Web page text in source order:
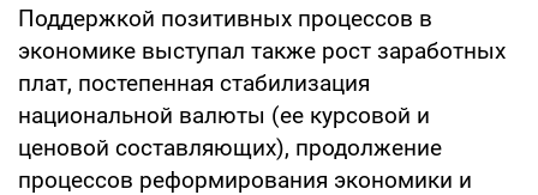
Поддержкой позитивных процессов в
экономике выступал также рост заработных
плат, постепенная стабилизация
национальной валюты (ее курсовой и
ценовой составляющих), продолжение
процессов реформирования экономики и